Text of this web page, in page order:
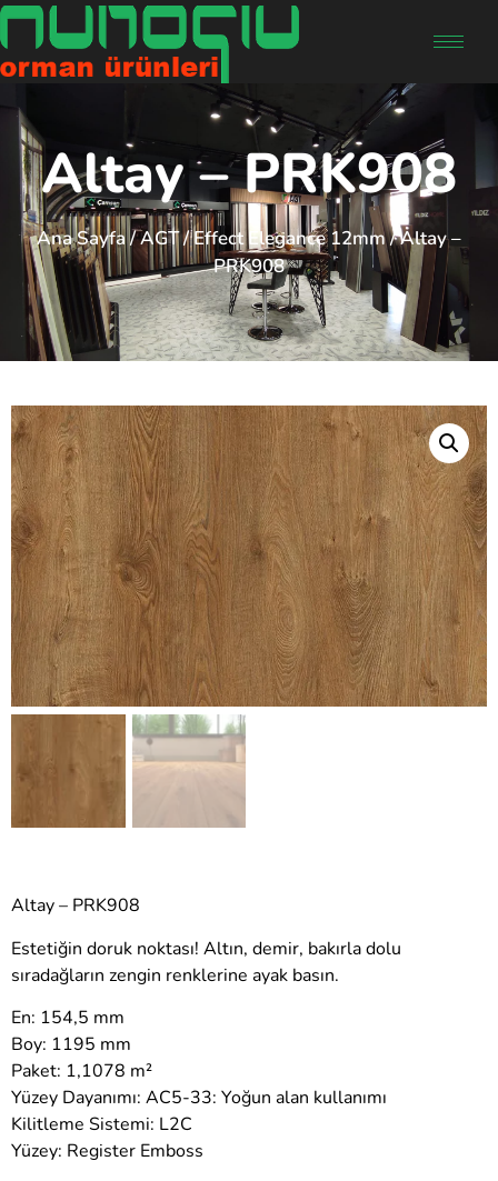
Altay – PRK908
Ana Sayfa/AGT/Effect Elegance 12mm/ Altay –
PRK908
Altay – PRK908
Estetiğin doruk noktası! Altın, demir, bakırla dolu
sıradağların zengin renklerine ayak basın.
En: 154,5 mm
Boy: 1195 mm
Paket: 1,1078 m²
Yüzey Dayanımı: AC5-33: Yoğun alan kullanımı
Kilitleme Sistemi: L2C
Yüzey: Register Emboss